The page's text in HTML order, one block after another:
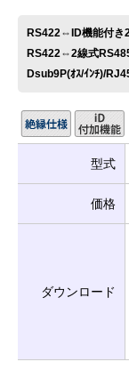
RS422⇔ID機能付き
RS422⇔2線式
Dsub9P(ｵｽ/ｲﾝﾁ)/
型式
価格
ダウンロード